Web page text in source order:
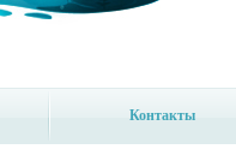
Контакты